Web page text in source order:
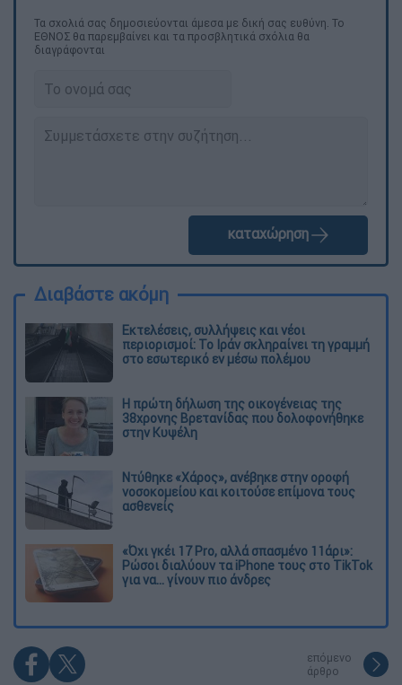
Τα σχολιά σας δημοσιεύονται άμεσα με δική σας ευθύνη. Το
ΕΘΝΟΣ θα παρεμβαίνει και τα προσβλητικά σχόλια θα
διαγράφονται
καταχώρηση
Διαβάστε ακόμη
Εκτελέσεις, συλλήψεις και νέοι
περιορισμοί: Το Ιράν σκληραίνει τη γραμμή
στο εσωτερικό εν μέσω πολέμου
Η πρώτη δήλωση της οικογένειας της
38χρονης Βρετανίδας που δολοφονήθηκε
στην Κυψέλη
Ντύθηκε «Χάρος», ανέβηκε στην οροφή
νοσοκομείου και κοιτούσε επίμονα τους
ασθενείς
«Όχι γκέι 17 Pro, αλλά σπασμένο 11άρι»:
Ρώσοι διαλύουν τα iPhone τους στο TikTok
για να... γίνουν πιο άνδρες
επόμενο
άρθρο